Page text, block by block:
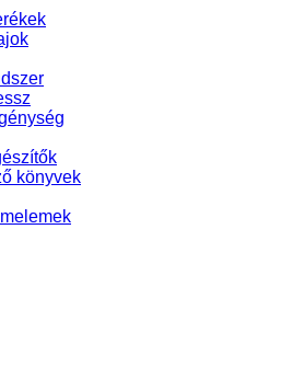
könyvek